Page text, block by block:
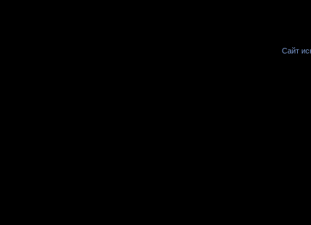
Сайт